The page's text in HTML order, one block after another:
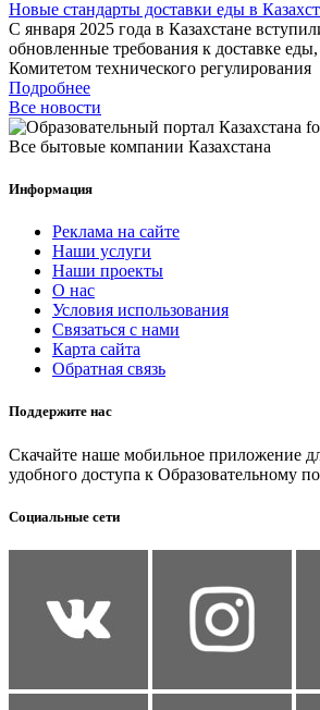
Новые стандарты доставки еды в
С января 2025 года в Казахстане
обновленные требования к доставке
Комитетом технического регулирования
Подробнее
Все новости
Все бытовые компании Казахстана
Информация
Реклама на сайте
Наши услуги
Наши проекты
О нас
Условия использования
Связаться с нами
Карта сайта
Обратная связь
Поддержите нас
Скачайте наше мобильное приложение
удобного доступа к Образовательному
Социальные сети